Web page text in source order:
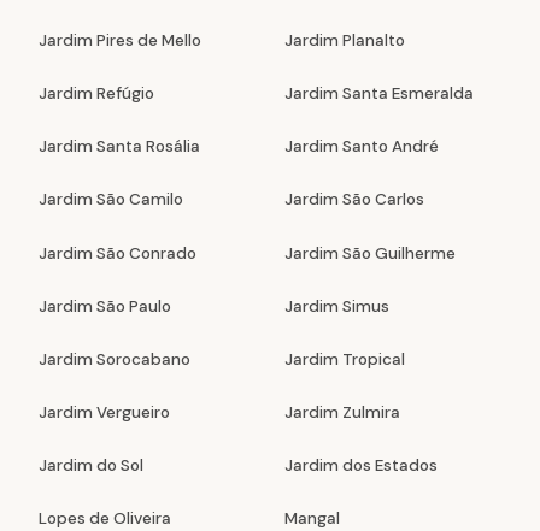
Jardim Pires de Mello Jardim Planalto
Jardim Refúgio Jardim Santa Esmeralda
Jardim Santa Rosália Jardim Santo André
Jardim São Camilo Jardim São Carlos
Jardim São Conrado Jardim São Guilherme
Jardim São Paulo Jardim Simus
Jardim Sorocabano Jardim Tropical
Jardim Vergueiro Jardim Zulmira
Jardim do Sol Jardim dos Estados
Lopes de Oliveira Mangal